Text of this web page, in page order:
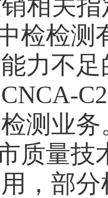
相关
检检测
力不
CNCA-
测业务
质量技
，部